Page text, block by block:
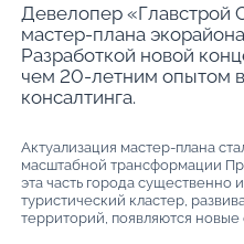
Девелопер «Главстрой
мастер-плана
Разработкой новой
чем 20-летним опытом в
консалтинга.
Актуализация мастер-плана
масштабной трансформации
эта часть города
туристический кластер,
территорий, появляются